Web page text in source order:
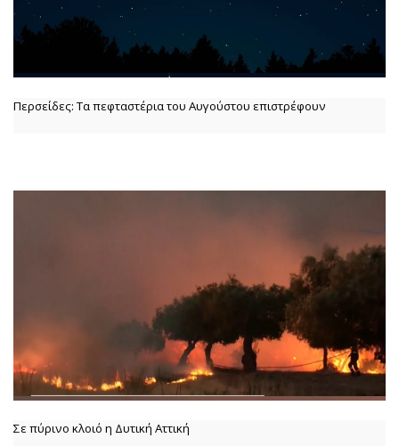
Περσείδες: Τα πεφταστέρια του Αυγούστου επιστρέφουν
Σε πύρινο κλοιό η Δυτική Αττική